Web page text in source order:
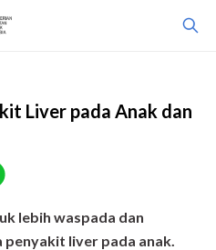
Liver pada Anak dan
lebih waspada dan
penyakit liver pada anak.